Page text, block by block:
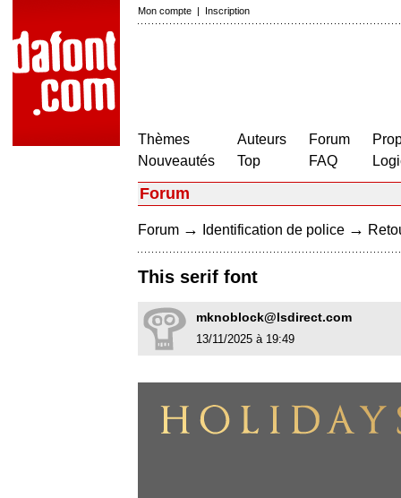
Mon compte | Inscription
Thèmes
Nouveautés
Auteurs
Top
Forum
FAQ
Forum
Forum → Identification de police →
This serif font
mknoblock@lsdirect.com
13/11/2025 à 19:49